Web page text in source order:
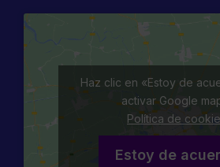
Haz clic en «Estoy de
activar Google
Política de
Estoy de